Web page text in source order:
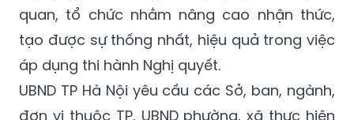
quan, tổ chức nhằm nâng cao nhận thức,
tạo được sự thống nhất, hiệu quả trong việc
áp dụng thi hành Nghị quyết.
UBND TP Hà Nội yêu cầu các Sở, ban, ngành,
đơn vị thuộc TP, UBND phường, xã thực hiện